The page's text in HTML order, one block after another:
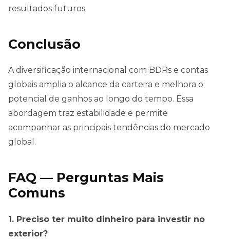
resultados futuros.
Conclusão
A diversificação internacional com BDRs e contas
globais amplia o alcance da carteira e melhora o
potencial de ganhos ao longo do tempo. Essa
abordagem traz estabilidade e permite
acompanhar as principais tendências do mercado
global.
FAQ — Perguntas Mais
Comuns
1. Preciso ter muito dinheiro para investir no
exterior?